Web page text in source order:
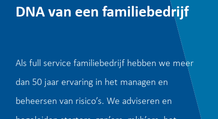
DNA van een familiebedrijf
Als full service familiebedrijf hebben we meer
dan 50 jaar ervaring in het managen en
beheersen van risico’s. We adviseren en